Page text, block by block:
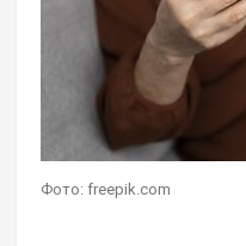
Фото: freepik.com